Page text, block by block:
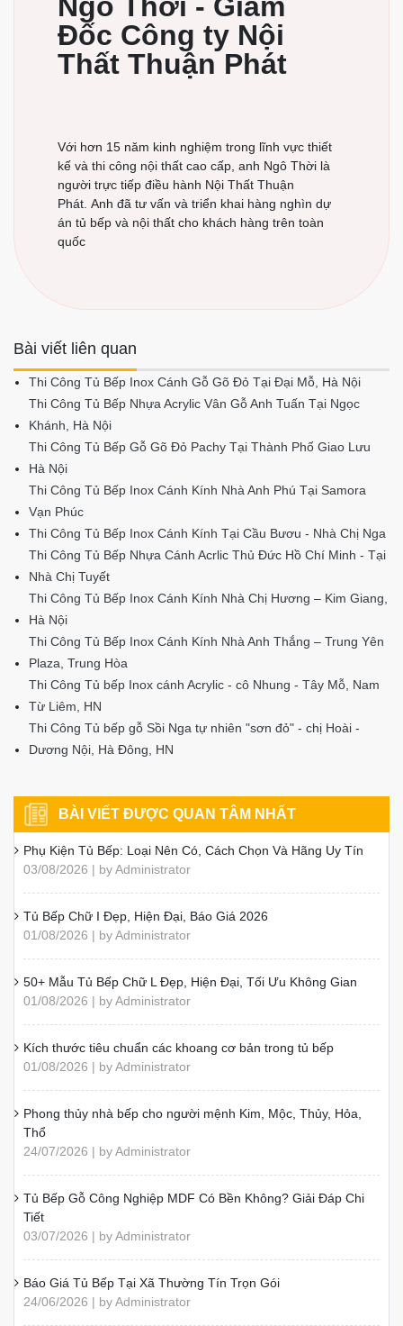
Đốc Công ty Nội
Thất Thuận Phát
Với hơn 15 năm kinh nghiệm trong lĩnh vực thiết
kế và thi công nội thất cao cấp, anh Ngô Thời là
người trực tiếp điều hành Nội Thất Thuận
Phát. Anh đã tư vấn và triển khai hàng nghìn dự
án tủ bếp và nội thất cho khách hàng trên toàn
quốc
Bài viết liên quan
Thi Công Tủ Bếp Inox Cánh Gỗ Gõ Đỏ Tại Đại Mỗ, Hà Nội
Thi Công Tủ Bếp Nhựa Acrylic Vân Gỗ Anh Tuấn Tại Ngọc
Khánh, Hà Nội
Thi Công Tủ Bếp Gỗ Gõ Đỏ Pachy Tại Thành Phố Giao Lưu
Hà Nội
Thi Công Tủ Bếp Inox Cánh Kính Nhà Anh Phú Tại Samora
Vạn Phúc
Thi Công Tủ Bếp Inox Cánh Kính Tại Cầu Bươu - Nhà Chị Nga
Thi Công Tủ Bếp Nhựa Cánh Acrlic Thủ Đức Hồ Chí Minh - Tại
Nhà Chị Tuyết
Thi Công Tủ Bếp Inox Cánh Kính Nhà Chị Hương – Kim Giang,
Hà Nội
Thi Công Tủ Bếp Inox Cánh Kính Nhà Anh Thắng – Trung Yên
Plaza, Trung Hòa
Thi Công Tủ bếp Inox cánh Acrylic - cô Nhung - Tây Mỗ, Nam
Từ Liêm, HN
Thi Công Tủ bếp gỗ Sồi Nga tự nhiên "sơn đỏ" - chị Hoài -
Dương Nội, Hà Đông, HN
BÀI VIẾT ĐƯỢC QUAN TÂM NHẤT
Phụ Kiện Tủ Bếp: Loại Nên Có, Cách Chọn Và Hãng Uy Tín
03/08/2026 | by Administrator
Tủ Bếp Chữ I Đẹp, Hiện Đại, Báo Giá 2026
01/08/2026 | by Administrator
50+ Mẫu Tủ Bếp Chữ L Đẹp, Hiện Đại, Tối Ưu Không Gian
01/08/2026 | by Administrator
Kích thước tiêu chuẩn các khoang cơ bản trong tủ bếp
01/08/2026 | by Administrator
Phong thủy nhà bếp cho người mệnh Kim, Mộc, Thủy, Hỏa,
Thổ
24/07/2026 | by Administrator
Tủ Bếp Gỗ Công Nghiệp MDF Có Bền Không? Giải Đáp Chi
Tiết
03/07/2026 | by Administrator
Báo Giá Tủ Bếp Tại Xã Thường Tín Trọn Gói
24/06/2026 | by Administrator